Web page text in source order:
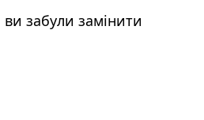
забули замінити